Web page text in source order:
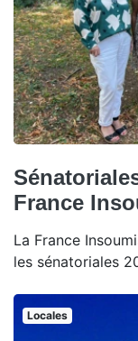
France
La France
les sénatoriales
Locales